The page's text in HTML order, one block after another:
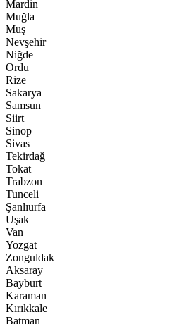
Mardin
Muğla
Muş
Nevşehir
Niğde
Ordu
Rize
Sakarya
Samsun
Siirt
Sinop
Sivas
Tekirdağ
Tokat
Trabzon
Tunceli
Şanlıurfa
Uşak
Van
Yozgat
Zonguldak
Aksaray
Bayburt
Karaman
Kırıkkale
Batman